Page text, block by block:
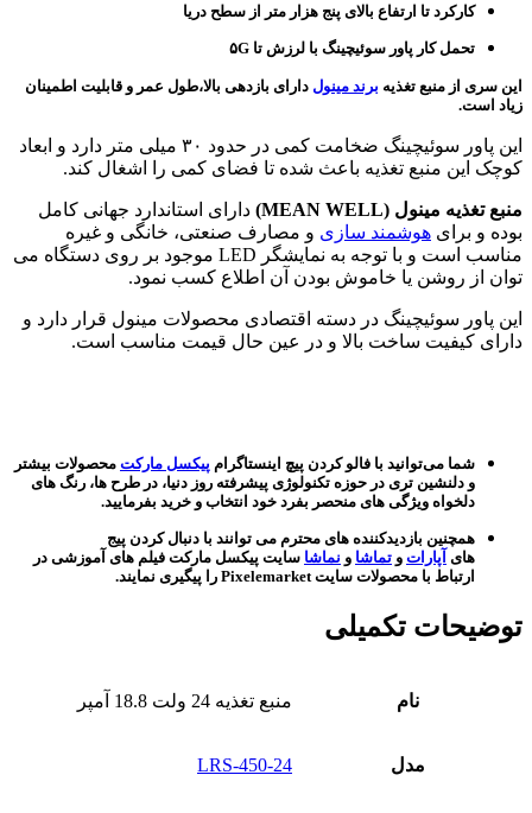
کارکرد تا ارتفاع بالای پنج هزار متر از سطح دریا
تحمل کار پاور سوئیچینگ با لرزش تا ۵G
این سری از منبع تغذیه برند مینول دارای بازدهی بالا،طول عمر و قابلیت اطمینان
زیاد است.
این پاور سوئیچینگ ضخامت کمی در حدود ۳۰ میلی متر دارد و ابعاد
کوچک این منبع تغذیه باعث شده تا فضای کمی را اشغال کند.
منبع تغذیه مینول (MEAN WELL)
دارای استاندارد جهانی کامل
بوده و برای هوشمند سازی و مصارف صنعتی، خانگی و غیره
مناسب است و با توجه به نمایشگر LED موجود بر روی دستگاه می
توان از روشن یا خاموش بودن آن اطلاع کسب نمود.
این پاور سوئیچینگ در دسته اقتصادی محصولات مینول قرار دارد و
دارای کیفیت ساخت بالا و در عین حال قیمت مناسب است.
شما می‌توانید با فالو کردن پیچ اینستاگرام پیکسل مارکت محصولات بیشتر
و دلنشین تری در حوزه تکنولوژی پیشرفته روز دنیا، در طرح ها، رنگ های
دلخواه ویژگی های منحصر بفرد خود انتخاب و خرید بفرمایید.
همچنین بازدیدکننده های محترم می توانند با دنبال کردن پیج
های آپارات و تماشا و نماشا سایت پیکسل مارکت فیلم های آموزشی در
ارتباط با محصولات سایت Pixelemarket را پیگیری نمایند.
توضیحات تکمیلی
نام منبع تغذیه 24 ولت 18.8 آمپر
مدل LRS-450-24